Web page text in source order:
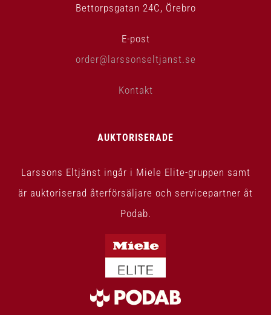
Bettorpsgatan 24C, Örebro
E-post
order@larssonseltjanst.se
Kontakt
AUKTORISERADE
Larssons Eltjänst ingår i Miele Elite-gruppen samt
är auktoriserad återförsäljare och servicepartner åt
Podab.